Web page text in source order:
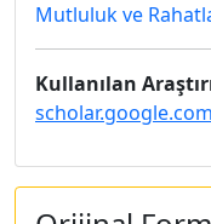
Mutluluk ve
Kullanılan